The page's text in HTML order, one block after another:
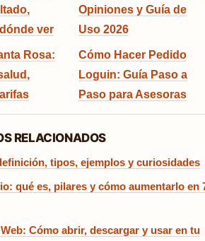
ver
Opiniones y Guía de
Uso 2026
Rosa:
Cómo Hacer Pedido
Loguin: Guía Paso a
Paso para Asesoras
RELACIONADOS
tipos, ejemplos y curiosidades
qué es, pilares y cómo aumentarlo en
Cómo abrir, descargar y usar en tu